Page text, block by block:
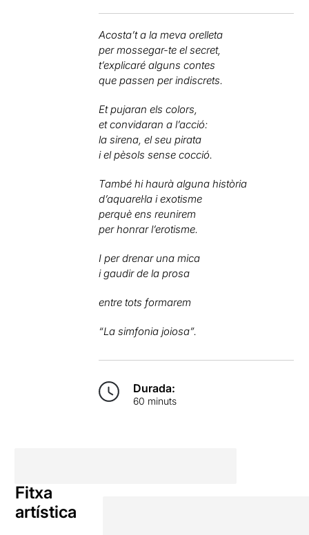
Acosta’t a la meva orelleta
per mossegar-te el secret,
t’explicaré alguns contes
que passen per indiscrets.
Et pujaran els colors,
et convidaran a l’acció:
la sirena, el seu pirata
i el pèsols sense cocció.
També hi haurà alguna història
d’aquarel·la i exotisme
perquè ens reunirem
per honrar l’erotisme.
I per drenar una mica
i gaudir de la prosa
entre tots formarem
“La simfonia joiosa”.
Durada:
60 minuts
Fitxa
artística